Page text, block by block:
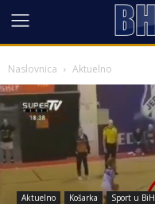
Naslovnica Aktuelno
Aktuelno Košarka Sport u BiH